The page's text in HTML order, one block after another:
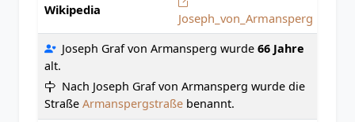
Wikipedia
Joseph_von_Armansperg
Joseph Graf von Armansperg wurde 66 Jahre
alt.
Nach Joseph Graf von Armansperg wurde die
Straße Armanspergstraße benannt.